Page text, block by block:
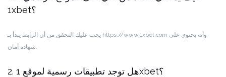
1xbet؟
يجب عليك التحقق من أن الرابط يبدأ بـ https://www.1xbet.com وأنه يحتوي على
شهادة أمان.
2. هل توجد تطبيقات رسمية لموقع 1xbet؟